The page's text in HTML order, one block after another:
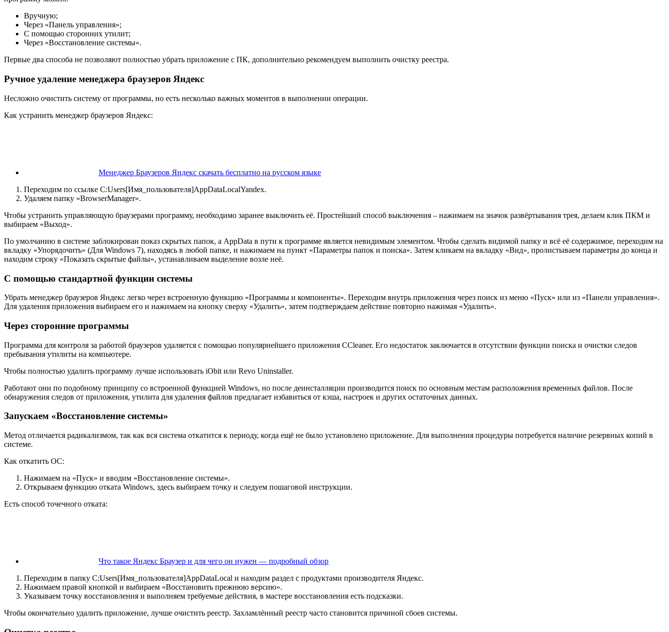
Вручную;
Через «Панель управления»;
С помощью сторонних утилит;
Через «Восстановление системы».
Первые два способа не позволяют полностью убрать приложение с ПК, дополнительно рекомендуем выполнить очистку реестра.
Ручное удаление менеджера браузеров Яндекс
Несложно очистить систему от программы, но есть несколько важных моментов в выполнении операции.
Как устранить менеджер браузеров Яндекс:
Менеджер Браузеров Яндекс скачать бесплатно на русском языке
Переходим по ссылке C:Users[Имя_пользователя]AppDataLocalYandex.
Удаляем папку «BrowserManager».
Чтобы устранить управляющую браузерами программу, необходимо заранее выключить её. Простейший способ выключения – нажимаем на значок развёртывания трея, делаем клик ПКМ и
выбираем «Выход».
По умолчанию в системе заблокирован показ скрытых папок, а AppData в пути к программе является невидимым элементом. Чтобы сделать видимой папку и всё её содержимое, переходим на
вкладку «Упорядочить» (Для Windows 7), находясь в любой папке, и нажимаем на пункт «Параметры папок и поиска». Затем кликаем на вкладку «Вид», пролистываем параметры до конца и
находим строку «Показать скрытые файлы», устанавливаем выделение возле неё.
С помощью стандартной функции системы
Убрать менеджер браузеров Яндекс легко через встроенную функцию «Программы и компоненты». Переходим внутрь приложения через поиск из меню «Пуск» или из «Панели управления».
Для удаления приложения выбираем его и нажимаем на кнопку сверху «Удалить», затем подтверждаем действие повторно нажимая «Удалить».
Через сторонние программы
Программа для контроля за работой браузеров удаляется с помощью популярнейшего приложения CCleaner. Его недостаток заключается в отсутствии функции поиска и очистки следов
пребывания утилиты на компьютере.
Чтобы полностью удалить программу лучше использовать iObit или Revo Uninstaller.
Работают они по подобному принципу со встроенной функцией Windows, но после деинсталляции производится поиск по основным местам расположения временных файлов. После
обнаружения следов от приложения, утилита для удаления файлов предлагает избавиться от кэша, настроек и других остаточных данных.
Запускаем «Восстановление системы»
Метод отличается радикализмом, так как вся система откатится к периоду, когда ещё не было установлено приложение. Для выполнения процедуры потребуется наличие резервных копий в
системе.
Как откатить ОС:
Нажимаем на «Пуск» и вводим «Восстановление системы».
Открываем функцию отката Windows, здесь выбираем точку и следуем пошаговой инструкции.
Есть способ точечного отката:
Что такое Яндекс Браузер и для чего он нужен — подробный обзор
Переходим в папку C:Users[Имя_пользователя]AppDataLocal и находим раздел с продуктами производителя Яндекс.
Нажимаем правой кнопкой и выбираем «Восстановить прежнюю версию».
Указываем точку восстановления и выполняем требуемые действия, в мастере восстановления есть подсказки.
Чтобы окончательно удалить приложение, лучше очистить реестр. Захламлённый реестр часто становится причиной сбоев системы.